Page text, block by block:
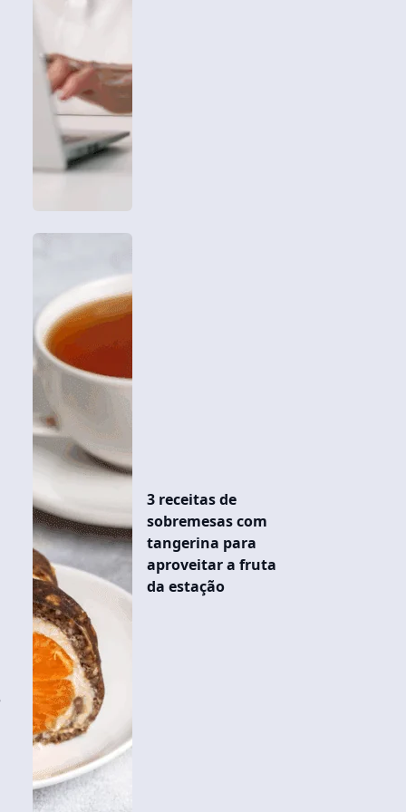
3 receitas de
sobremesas com
tangerina para
aproveitar a fruta
da estação